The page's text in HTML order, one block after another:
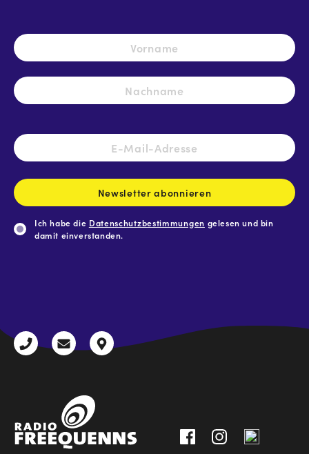
Name *
E-
Mail-
Newsletter abonnieren
Ich habe die Datenschutzbestimmungen gelesen und bin
damit einverstanden.
+43
radio@freequenns.at
Kulturhausstraße